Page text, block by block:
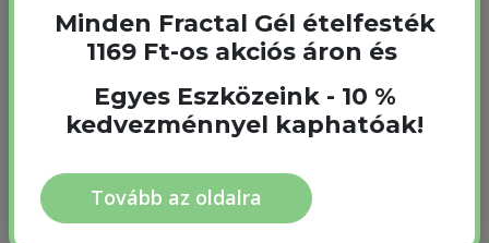
Minden Fractal Gél ételfesték
1169 Ft-os akciós áron és
Egyes Eszközeink - 10 %
kedvezménnyel kaphatóak!
Tovább az oldalra